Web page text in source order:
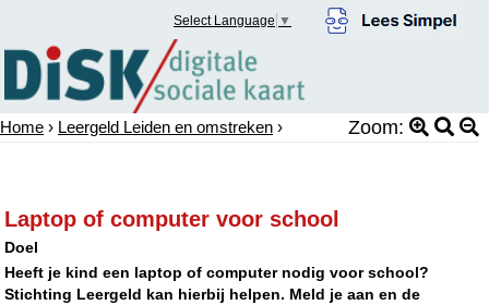
Select Language ▼
Home › Leergeld Leiden en omstreken › Zoom:
Laptop of computer voor school
Doel
Heeft je kind een laptop of computer nodig voor school?
Stichting Leergeld kan hierbij helpen. Meld je aan en de